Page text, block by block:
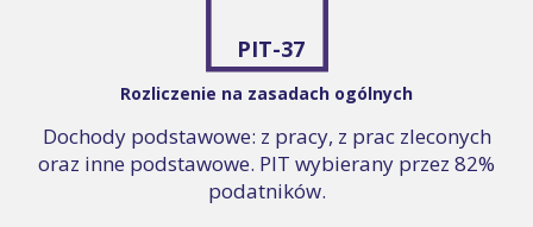
PIT-37
Rozliczenie na zasadach ogólnych
Dochody podstawowe: z pracy, z prac zleconych
oraz inne podstawowe. PIT wybierany przez 82%
podatników.